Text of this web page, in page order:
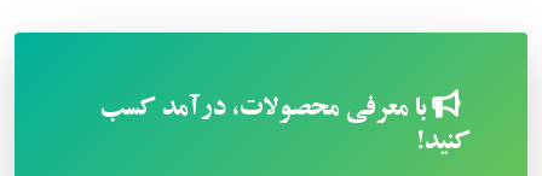
با معرفی محصولات، درآمد کسب
کنید!